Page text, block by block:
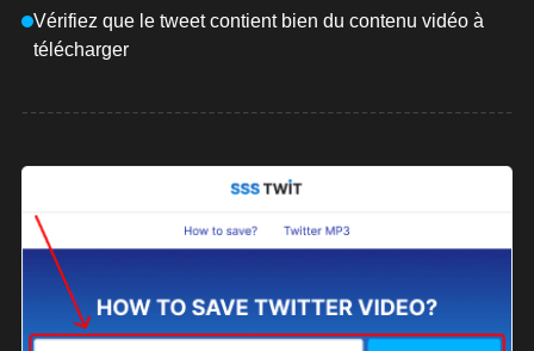
Vérifiez que le tweet contient bien du contenu vidéo à
télécharger